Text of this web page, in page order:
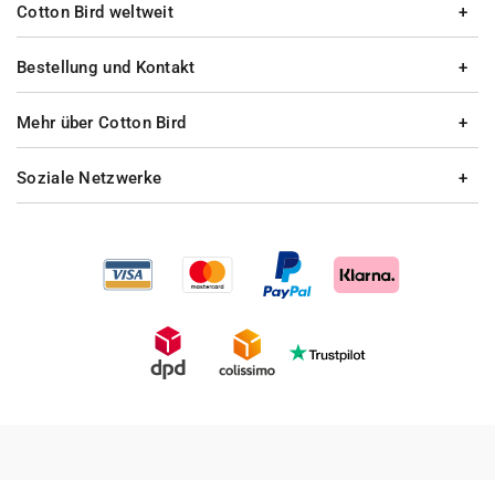
Bestellung und Kontakt
Mehr über Cotton Bird
Cotton Bird weltweit
Soziale Netzwerke